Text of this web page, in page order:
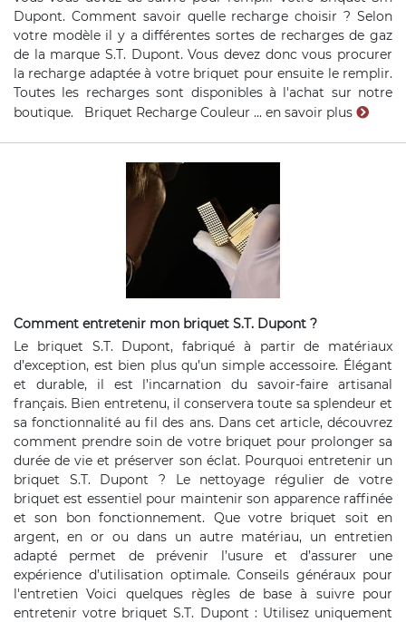
Dupont. Comment savoir quelle recharge choisir ? Selon
votre modèle il y a différentes sortes de recharges de gaz
de la marque S.T. Dupont. Vous devez donc vous procurer
la recharge adaptée à votre briquet pour ensuite le remplir.
Toutes les recharges sont disponibles à l'achat sur notre
boutique. Briquet Recharge Couleur ... en savoir plus
Comment entretenir mon briquet S.T. Dupont ?
Le briquet S.T. Dupont, fabriqué à partir de matériaux
d’exception, est bien plus qu’un simple accessoire. Élégant
et durable, il est l’incarnation du savoir-faire artisanal
français. Bien entretenu, il conservera toute sa splendeur et
sa fonctionnalité au fil des ans. Dans cet article, découvrez
comment prendre soin de votre briquet pour prolonger sa
durée de vie et préserver son éclat. Pourquoi entretenir un
briquet S.T. Dupont ? Le nettoyage régulier de votre
briquet est essentiel pour maintenir son apparence raffinée
et son bon fonctionnement. Que votre briquet soit en
argent, en or ou dans un autre matériau, un entretien
adapté permet de prévenir l’usure et d’assurer une
expérience d’utilisation optimale. Conseils généraux pour
l'entretien Voici quelques règles de base à suivre pour
entretenir votre briquet S.T. Dupont : Utilisez uniquement